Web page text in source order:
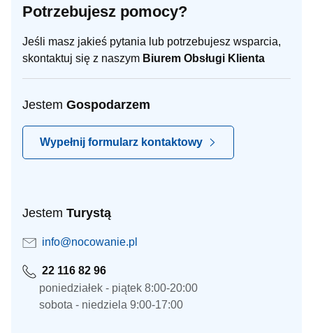
Potrzebujesz pomocy?
Jeśli masz jakieś pytania lub potrzebujesz wsparcia,
skontaktuj się z naszym Biurem Obsługi Klienta
Jestem Gospodarzem
Wypełnij formularz kontaktowy
Jestem Turystą
info@nocowanie.pl
22 116 82 96
poniedziałek - piątek 8:00-20:00
sobota - niedziela 9:00-17:00